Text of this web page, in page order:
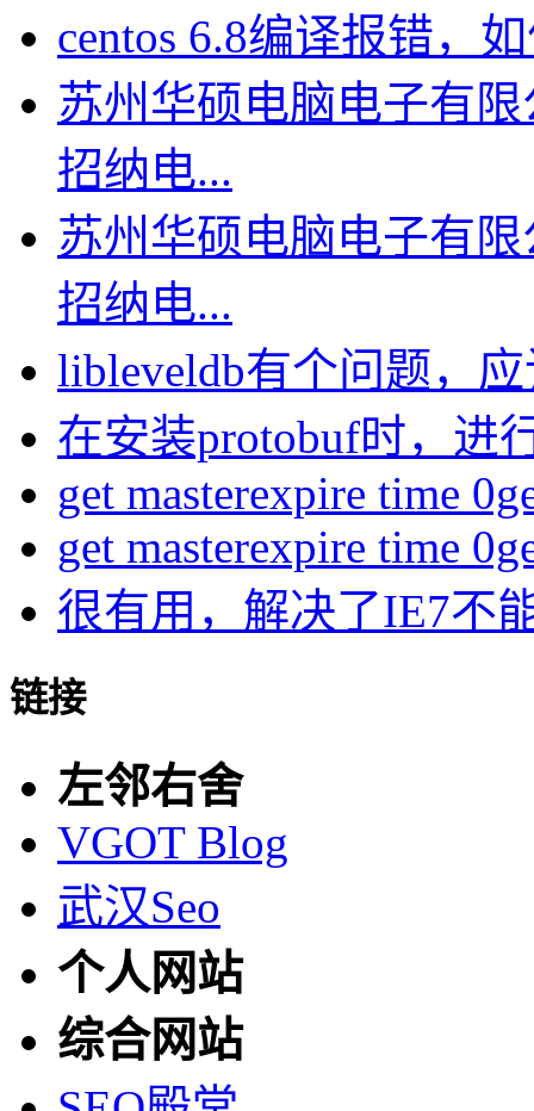
centos 6.8编译报错，
苏州华硕电脑电子有
招纳电...
苏州华硕电脑电子有
招纳电...
libleveldb有个问题，
在安装protobuf时，进
get masterexpire time
get masterexpire time
很有用，解决了IE7不
链接
左邻右舍
VGOT Blog
武汉Seo
个人网站
综合网站